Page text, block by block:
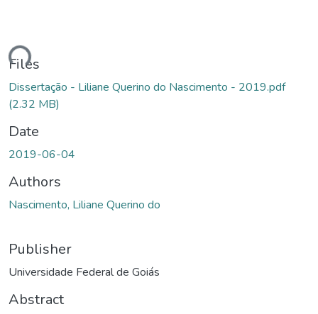
Files
Dissertação - Liliane Querino do Nascimento - 2019.pdf
(2.32 MB)
Date
2019-06-04
Authors
Nascimento, Liliane Querino do
Publisher
Universidade Federal de Goiás
Abstract